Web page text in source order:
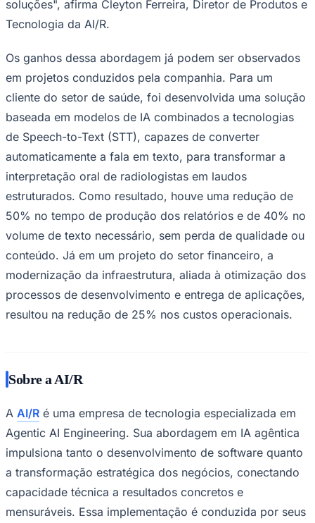
Corinthians
Palmeiras
soluções", afirma Cleyton Ferreira, Diretor de Produtos e
Tecnologia da AI/R.
Os ganhos dessa abordagem já podem ser observados
em projetos conduzidos pela companhia. Para um
cliente do setor de saúde, foi desenvolvida uma solução
baseada em modelos de IA combinados a tecnologias
de Speech-to-Text (STT), capazes de converter
automaticamente a fala em texto, para transformar a
interpretação oral de radiologistas em laudos
estruturados. Como resultado, houve uma redução de
50% no tempo de produção dos relatórios e de 40% no
volume de texto necessário, sem perda de qualidade ou
conteúdo. Já em um projeto do setor financeiro, a
modernização da infraestrutura, aliada à otimização dos
processos de desenvolvimento e entrega de aplicações,
resultou na redução de 25% nos custos operacionais.
Sobre a AI/R
A AI/R é uma empresa de tecnologia especializada em
Agentic AI Engineering. Sua abordagem em IA agêntica
impulsiona tanto o desenvolvimento de software quanto
a transformação estratégica dos negócios, conectando
capacidade técnica a resultados concretos e
mensuráveis. Essa implementação é conduzida por seus